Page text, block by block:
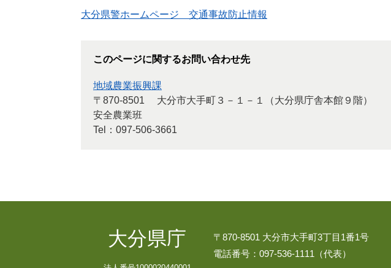
大分県警ホームページ 交通事故防止情報
このページに関するお問い合わせ先
地域農業振興課
〒870-8501
大分市大手町３－１－１（大分県庁舎本館９階）
安全農業班
Tel：097-506-3661
大分県庁
〒870-8501 大分市大手町3丁目1番1号
電話番号：097-536-1111（代表）